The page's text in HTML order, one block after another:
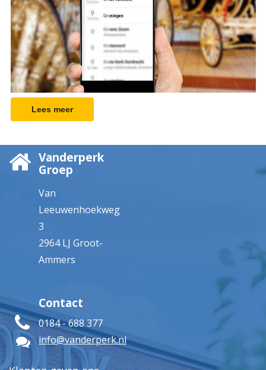
Marketing
Lees meer
Vanderperk
Groep
Van
Leeuwenhoekweg
3
2964 LJ Groot-
Ammers
Contact
0184 - 688 377
info@vanderperk.nl